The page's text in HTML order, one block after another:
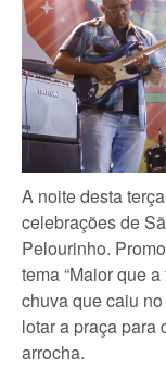
A noite desta
celebrações de
Pelourinho.
tema “Maior que
chuva que caiu
lotar a praça para
arrocha.